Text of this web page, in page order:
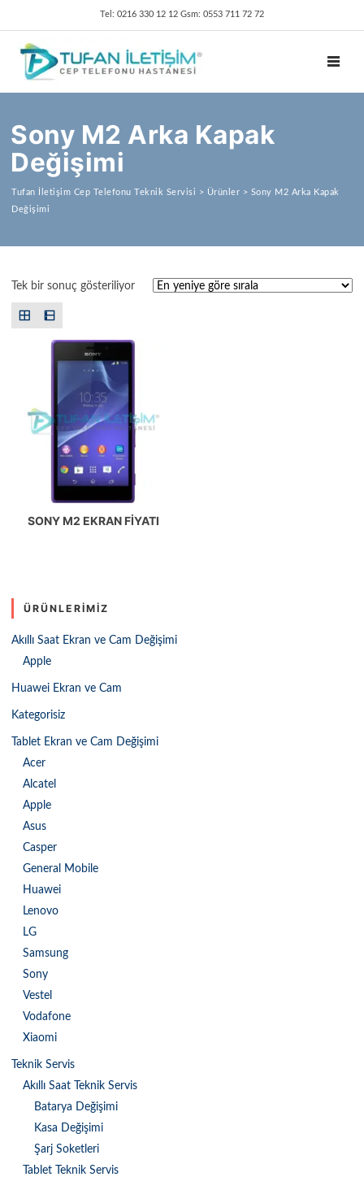
Tel: 0216 330 12 12 Gsm: 0553 711 72 72
Sony M2 Arka Kapak
Değişimi
Tufan İletişim Cep Telefonu Teknik Servisi > Ürünler > Sony M2 Arka Kapak
Değişimi
Tek bir sonuç gösteriliyor
SONY M2 EKRAN FIYATI
ÜRÜNLERIMIZ
Akıllı Saat Ekran ve Cam Değişimi
Apple
Huawei Ekran ve Cam
Kategorisiz
Tablet Ekran ve Cam Değişimi
Acer
Alcatel
Apple
Asus
Casper
General Mobile
Huawei
Lenovo
LG
Samsung
Sony
Vestel
Vodafone
Xiaomi
Teknik Servis
Akıllı Saat Teknik Servis
Batarya Değişimi
Kasa Değişimi
Şarj Soketleri
Tablet Teknik Servis